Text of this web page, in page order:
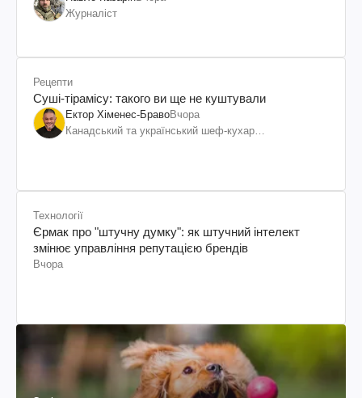
Журналіст
Рецепти
Суші-тірамісу: такого ви ще не куштували
Ектор Хіменес-БравоВчора
Канадський та український шеф-кухар
Технології
Єрмак про "штучну думку": як штучний інтелект
змінює управління репутацією брендів
Вчора